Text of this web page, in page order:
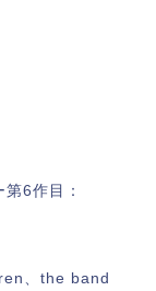
6作目：
、the band